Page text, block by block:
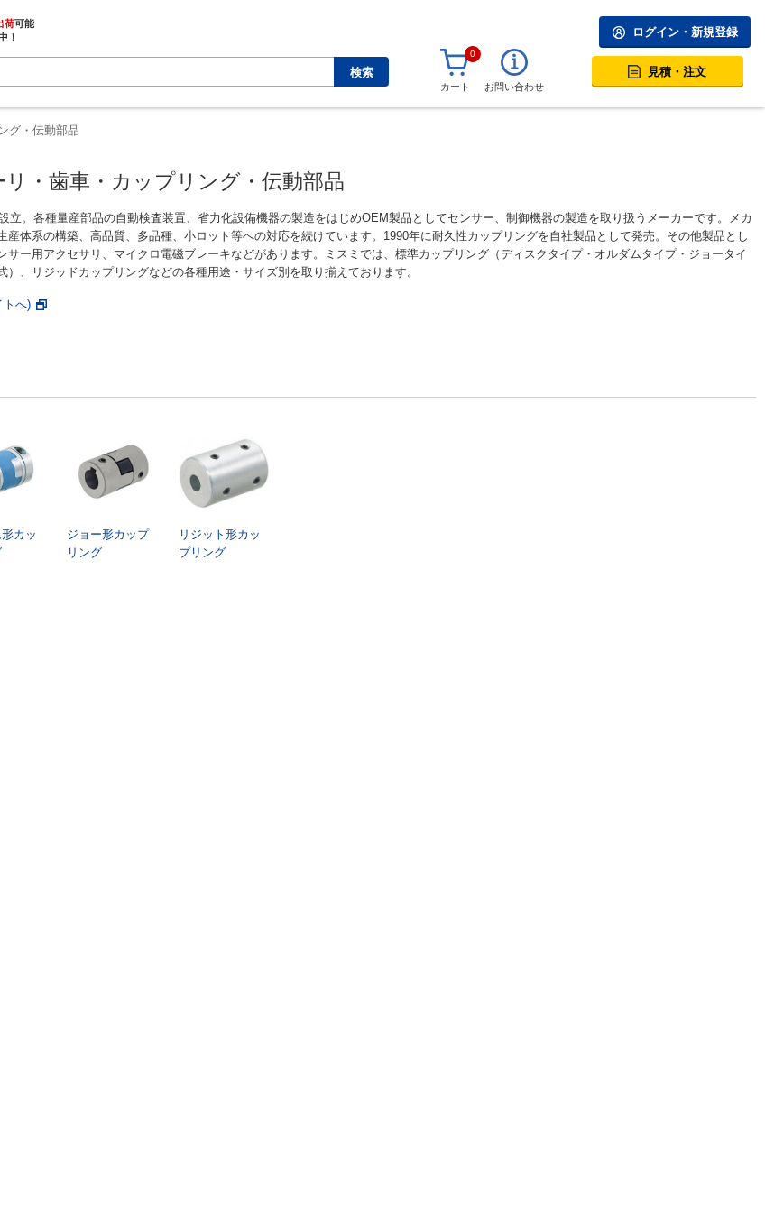
荷
！
検索
ログイン・新規登録
0
カート お問い合わせ
見積・注文
グ・伝動部品
・歯車・カップリング・伝動部品
立。各種量産部品の自動検査装置、省力化設備機器の製造をはじめOEM製品としてセンサー、制御機器の製造を取り扱うメーカーです。メカ
産体系の構築、高品質、多品種、小ロット等への対応を続けています。1990年に耐久性カップリングを自社製品として発売。その他製品とし
サー用アクセサリ、マイクロ電磁ブレーキなどがあります。ミスミでは、標準カップリング（ディスクタイプ・オルダムタイプ・ジョータイ
）、リジッドカップリングなどの各種用途・サイズ別を取り揃えております。
トへ)
カッ
ジョー形カップ
リング
リジット形カッ
プリング